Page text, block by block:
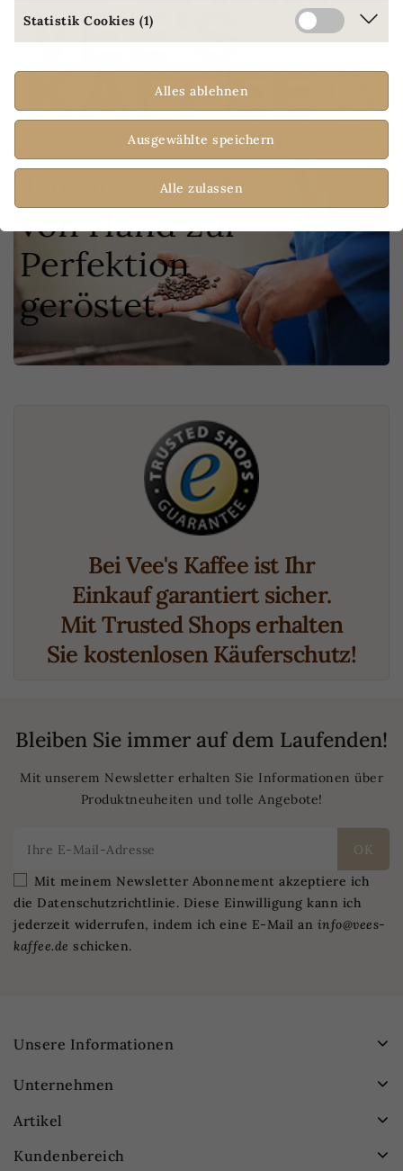
Statistik Cookies (1)
Alles ablehnen
Alle zulassen
Ausgewählte speichern
Bei Vee's Kaffee ist Ihr
Einkauf garantiert sicher.
Mit Trusted Shops erhalten
Sie kostenlosen Käuferschutz!
Bleiben Sie immer auf dem Laufenden!
Mit unserem Newsletter erhalten Sie Informationen über
Produktneuheiten und tolle Angebote!
Mit meinem Newsletter Abonnement akzeptiere ich
die Datenschutzrichtlinie. Diese Einwilligung kann ich
jederzeit widerrufen, indem ich eine E-Mail an info@vees-
kaffee.de schicken.
Unsere Informationen
Unternehmen
Artikel
Kundenbereich